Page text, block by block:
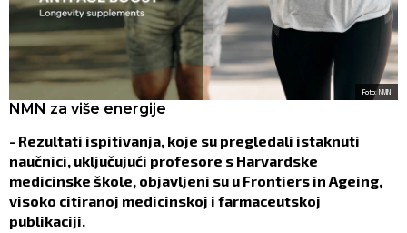
Foto: NMN
NMN za više energije
- Rezultati ispitivanja, koje su pregledali istaknuti
naučnici, uključujući profesore s Harvardske
medicinske škole, objavljeni su u Frontiers in Ageing,
visoko citiranoj medicinskoj i farmaceutskoj
publikaciji.